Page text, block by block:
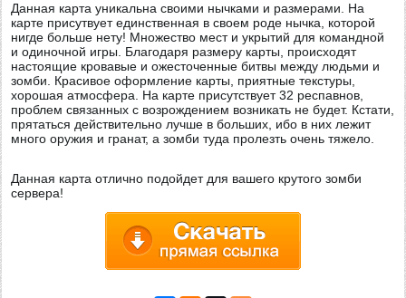
Данная карта уникальна своими нычками и размерами. На
карте присутвует единственная в своем роде нычка, которой
нигде больше нету! Множество мест и укрытий для командной
и одиночной игры. Благодаря размеру карты, происходят
настоящие кровавые и ожесточенные битвы между людьми и
зомби. Красивое оформление карты, приятные текстуры,
хорошая атмосфера. На карте присутствует 32 респавнов,
проблем связанных с возрождением возникать не будет. Кстати,
прятаться действительно лучше в больших, ибо в них лежит
много оружия и гранат, а зомби туда пролезть очень тяжело.
Данная карта отлично подойдет для вашего крутого зомби
сервера!